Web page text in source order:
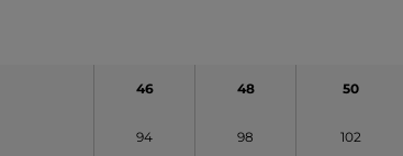
46 48 50
94 98 102